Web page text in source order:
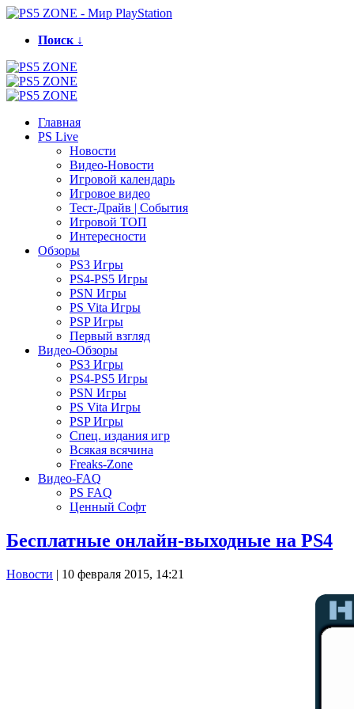
Поиск ↓
Главная
PS Live
Новости
Видео-Новости
Игровой календарь
Игровое видео
Тест-Драйв | События
Игровой ТОП
Интересности
Обзоры
PS3 Игры
PS4-PS5 Игры
PSN Игры
PS Vita Игры
PSP Игры
Первый взгляд
Видео-Обзоры
PS3 Игры
PS4-PS5 Игры
PSN Игры
PS Vita Игры
PSP Игры
Спец. издания игр
Всякая всячина
Freaks-Zone
Видео-FAQ
PS FAQ
Ценный Софт
Бесплатные онлайн-выходные на PS4
Новости | 10 февраля 2015, 14:21